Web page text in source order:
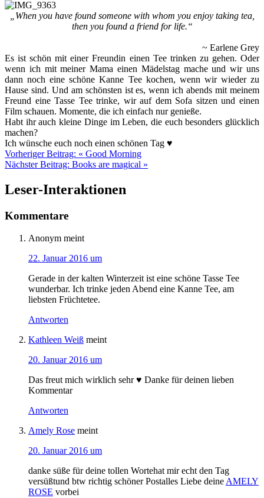
„When you have found someone with whom you enjoy taking tea,
then you found a friend for life.“
~ Earlene Grey
Es ist schön mit einer Freundin einen Tee trinken zu gehen. Oder
wenn ich mit meiner Mama einen Mädelstag mache und wir uns
dann noch eine schöne Kanne Tee kochen, wenn wir wieder zu
Hause sind. Und am schönsten ist es, wenn ich abends mit meinem
Freund eine Tasse Tee trinke, wir auf dem Sofa sitzen und einen
Film schauen. Momente, die ich einfach nur genieße.
Habt ihr auch kleine Dinge im Leben, die euch besonders glücklich
machen?
Ich wünsche euch noch einen schönen Tag ♥
Vorheriger Beitrag: « Good Morning
Nächster Beitrag: Books are magical »
Leser-Interaktionen
Kommentare
Anonym meint
22. Januar 2016 um
Gerade in der kalten Winterzeit ist eine schöne Tasse Tee
wunderbar. Ich trinke jeden Abend eine Kanne Tee, am
liebsten Früchtetee.
Antworten
Kathleen Weiß meint
20. Januar 2016 um
Das freut mich wirklich sehr ♥ Danke für deinen lieben
Kommentar
Antworten
Amely Rose meint
20. Januar 2016 um
danke süße für deine tollen Wortehat mir echt den Tag
versüßtund btw richtig schöner Postalles Liebe deine AMELY
ROSE vorbei